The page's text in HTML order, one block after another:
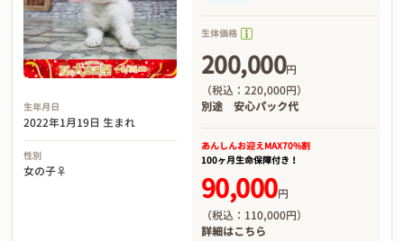
生年月日
2022年1月19日 生まれ
性別
女の子♀
生体価格
200,000円
（税込：220,000円）
別途 安心パック代
あんしんお迎えMAX70%割
100ヶ月生命保障付き！
90,000円
（税込：110,000円）
詳細はこちら